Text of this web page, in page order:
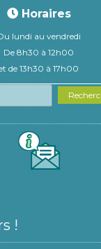
Horaires
lundi au vendredi
De 8h30 à 12h00
de 13h30 à 17h00
!